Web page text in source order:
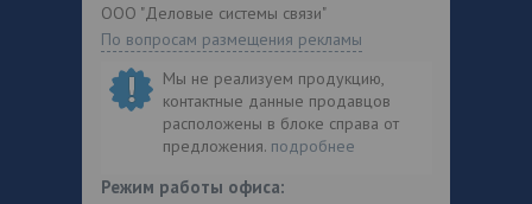
ООО "Деловые системы связи"
По вопросам размещения рекламы
Мы не реализуем продукцию,
контактные данные продавцов
расположены в блоке справа от
предложения. подробнее
Режим работы офиса: